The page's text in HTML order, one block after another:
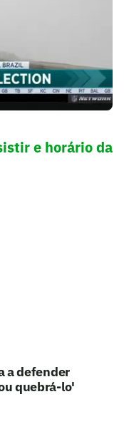
e horário da
a defender
quebrá-lo'